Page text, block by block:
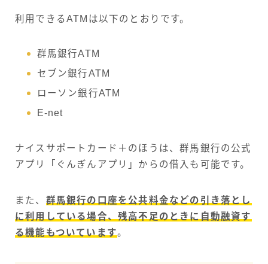
利用できるATMは以下のとおりです。
群馬銀行ATM
セブン銀行ATM
ローソン銀行ATM
E-net
ナイスサポートカード＋のほうは、群馬銀行の公式
アプリ「ぐんぎんアプリ」からの借入も可能です。
また、 群馬銀行の口座を公共料金などの引き落とし
に利用している場合、残高不足のときに自動融資す
る機能もついています。